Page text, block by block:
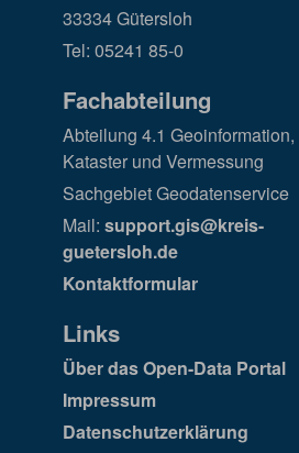
33334 Gütersloh
Tel: 05241 85-0
Fachabteilung
Abteilung 4.1 Geoinformation,
Kataster und Vermessung
Sachgebiet Geodatenservice
Mail: support.gis@kreis-
guetersloh.de
Kontaktformular
Links
Über das Open-Data Portal
Impressum
Datenschutzerklärung